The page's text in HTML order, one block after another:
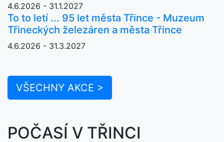
4.6.2026 - 31.1.2027
To to letí ... 95 let města Třince - Muzeum
Třineckých železáren a města Třince
4.6.2026 - 31.3.2027
VŠECHNY AKCE >
POČASÍ V TŘINCI